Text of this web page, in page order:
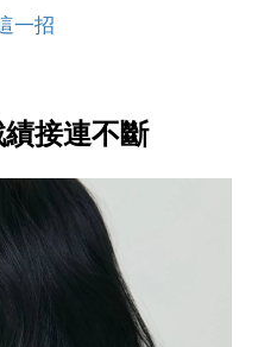
一招
接連不斷